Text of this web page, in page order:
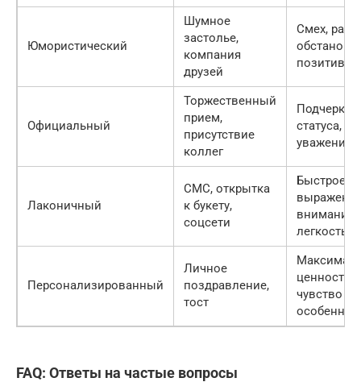
Юмористический
Шумное
застолье,
компания
друзей
Смех,
позитив
Официальный
Торжественный
прием,
присутствие
коллег
статуса,
уважение
Лаконичный
СМС, открытка
к букету,
соцсети
Быстрое
внимания,
легкость
Персонализированный
Личное
поздравление,
тост
ценность,
чувство
FAQ: Ответы на частые вопросы